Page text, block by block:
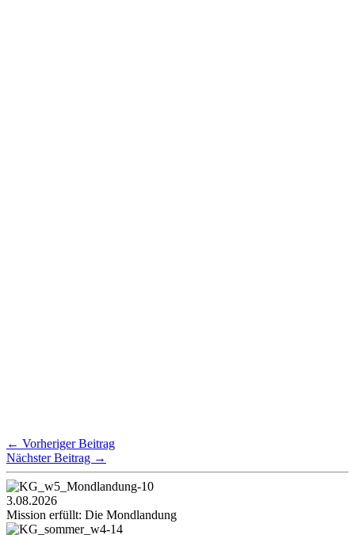
← Vorheriger Beitrag
Nächster Beitrag →
3.08.2026
Mission erfüllt: Die Mondlandung